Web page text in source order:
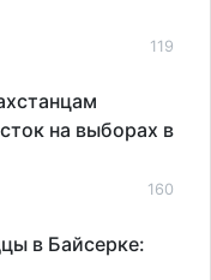
119
на выборах в
160
в Байсерке: